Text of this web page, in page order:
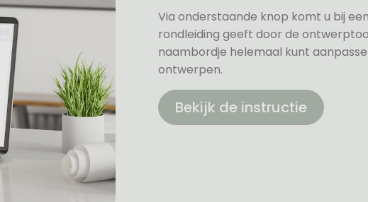
Via onderstaande knop komt u bij
rondleiding geeft door de
naambordje helemaal kunt
ontwerpen.
Bekijk de instructie